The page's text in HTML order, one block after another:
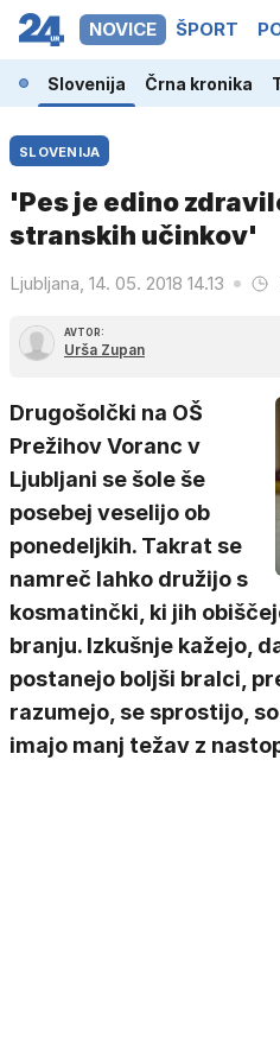
NOVICE ŠPORT
Slovenija Črna kronika
SLOVENIJA
'Pes je edino
stranskih učinkov'
Ljubljana, 14. 05. 2018 14.13
AVTOR:
Urša Zupan
Drugošolčki na OŠ
Prežihov Voranc v
Ljubljani se šole še
posebej veselijo ob
ponedeljkih. Takrat se
namreč lahko družijo s
kosmatinčki, ki jih
branju. Izkušnje kažejo,
postanejo boljši bralci,
razumejo, se sprostijo,
imajo manj težav z